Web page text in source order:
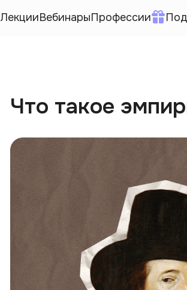
ЛекцииВебинарыПрофессии
Что такое